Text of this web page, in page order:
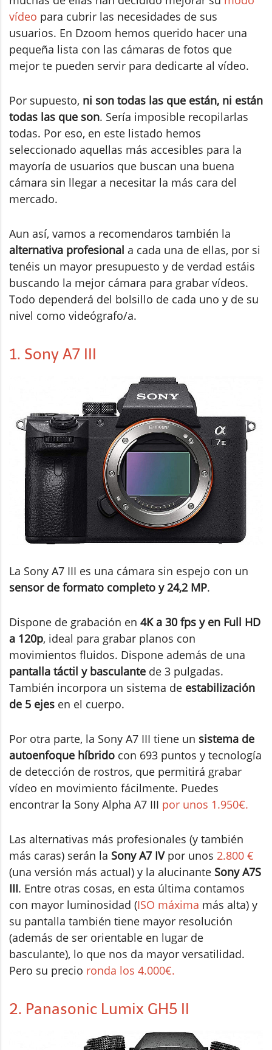
vídeo para cubrir las necesidades de sus
usuarios. En Dzoom hemos querido hacer una
pequeña lista con las cámaras de fotos que
mejor te pueden servir para dedicarte al vídeo.
Por supuesto, ni son todas las que están, ni están
todas las que son. Sería imposible recopilarlas
todas. Por eso, en este listado hemos
seleccionado aquellas más accesibles para la
mayoría de usuarios que buscan una buena
cámara sin llegar a necesitar la más cara del
mercado.
Aun así, vamos a recomendaros también la
alternativa profesional a cada una de ellas, por si
tenéis un mayor presupuesto y de verdad estáis
buscando la mejor cámara para grabar vídeos.
Todo dependerá del bolsillo de cada uno y de su
nivel como videógrafo/a.
1. Sony A7 III
La Sony A7 III es una cámara sin espejo con un
sensor de formato completo y 24,2 MP.
Dispone de grabación en 4K a 30 fps y en Full HD
a 120p, ideal para grabar planos con
movimientos fluidos. Dispone además de una
pantalla táctil y basculante de 3 pulgadas.
También incorpora un sistema de estabilización
de 5 ejes en el cuerpo.
Por otra parte, la Sony A7 III tiene un sistema de
autoenfoque híbrido con 693 puntos y tecnología
de detección de rostros, que permitirá grabar
vídeo en movimiento fácilmente. Puedes
encontrar la Sony Alpha A7 III por unos 1.950€.
Las alternativas más profesionales (y también
más caras) serán la Sony A7 IVpor unos 2.800 €
(una versión más actual) y la alucinante Sony A7S
III. Entre otras cosas, en esta última contamos
con mayor luminosidad (ISO máxima más alta) y
su pantalla también tiene mayor resolución
(además de ser orientable en lugar de
basculante), lo que nos da mayor versatilidad.
Pero su precio ronda los 4.000€.
2. Panasonic Lumix GH5 II